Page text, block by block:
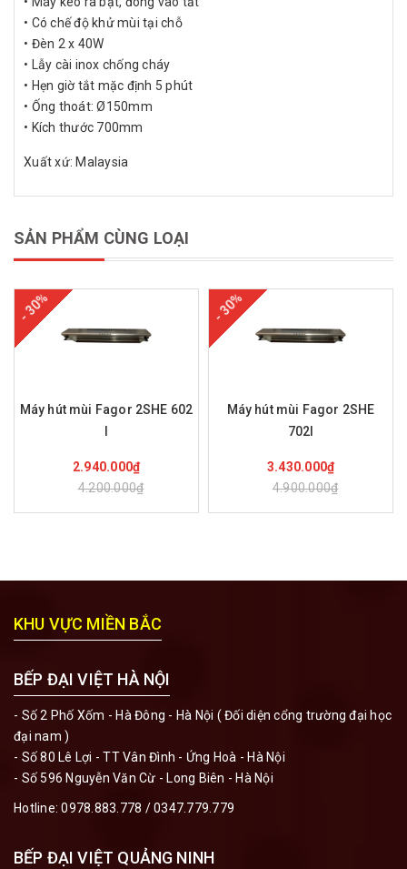
• Có chế độ khử mùi tại chỗ
• Đèn 2 x 40W
• Lẫy cài inox chống cháy
• Hẹn giờ tắt mặc định 5 phút
• Ống thoát: Ø150mm
• Kích thước 700mm
Xuất xứ: Malaysia
SẢN PHẨM CÙNG LOẠI
- 30%
Máy hút mùi Fagor 2SHE 602
2.940.000₫
4.200.000₫
- 30%
Máy hút mùi Fagor 2SHE
702I
3.430.000₫
4.900.000₫
KHU VỰC MIỀN BẮC
BẾP ĐẠI VIỆT HÀ NỘI
- Số 2 Phố Xốm - Hà Đông - Hà Nội ( Đối diện cổng trường đại học
đại nam )
- Số 80 Lê Lợi - TT Vân Đình - Ứng Hoà - Hà Nội
- Số 596 Nguyễn Văn Cừ - Long Biên - Hà Nội
Hotline:0978.883.778 /0347.779.779
BẾP ĐẠI VIỆT QUẢNG NINH